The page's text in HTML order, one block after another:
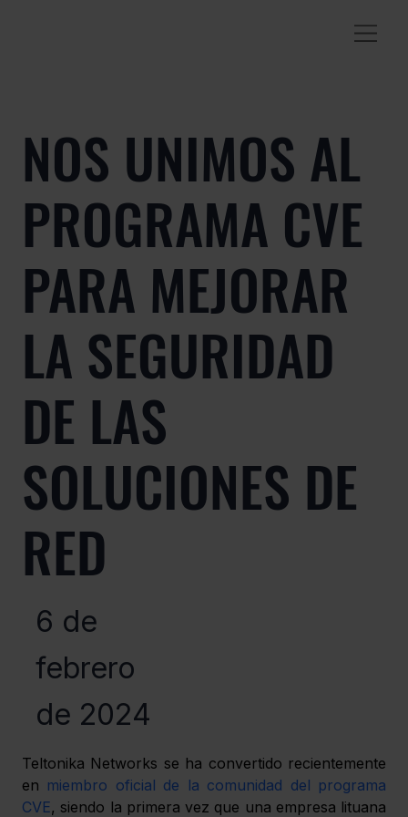
NOS UNIMOS AL
PROGRAMA CVE
PARA MEJORAR
LA SEGURIDAD
DE LAS
SOLUCIONES DE
RED
6 de
febrero
de 2024
Teltonika Networks se ha convertido recientemente
en miembro oficial de la comunidad del programa
CVE, siendo la primera vez que una empresa lituana